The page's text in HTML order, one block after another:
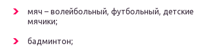
мяч – волейбольный, футбольный, детские
мячики;
бадминтон;